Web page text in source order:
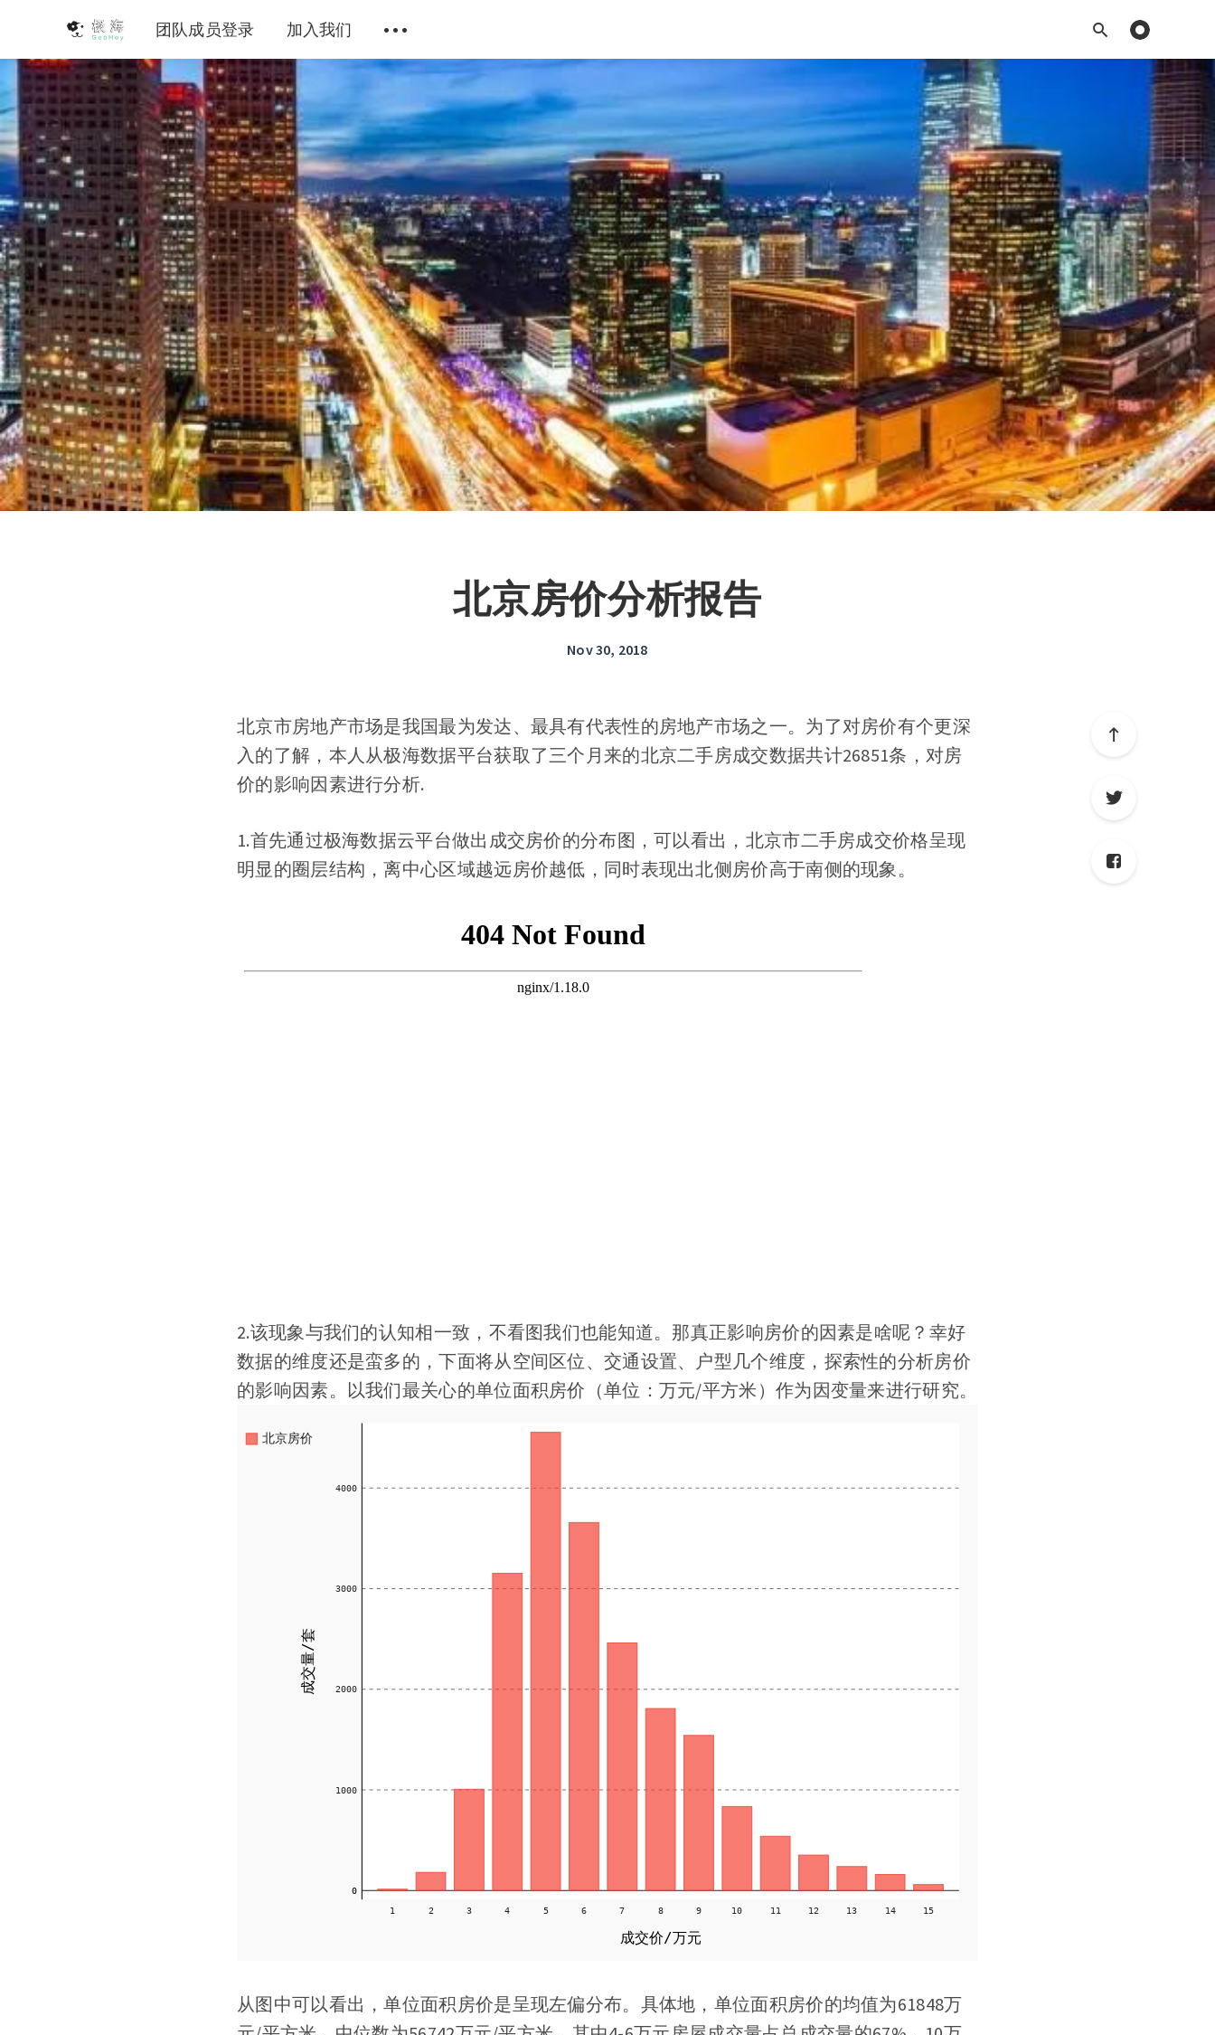
团队成员登录 加入我们
北京房价分析报告
Nov 30, 2018
北京市房地产市场是我国最为发达、最具有代表性的房地产市场之一。为了对房价有个更深
入的了解，本人从极海数据平台获取了三个月来的北京二手房成交数据共计26851条，对房
价的影响因素进行分析.
1.首先通过极海数据云平台做出成交房价的分布图，可以看出，北京市二手房成交价格呈现
明显的圈层结构，离中心区域越远房价越低，同时表现出北侧房价高于南侧的现象。
2.该现象与我们的认知相一致，不看图我们也能知道。那真正影响房价的因素是啥呢？幸好
数据的维度还是蛮多的，下面将从空间区位、交通设置、户型几个维度，探索性的分析房价
的影响因素。以我们最关心的单位面积房价（单位：万元/平方米）作为因变量来进行研究。
从图中可以看出，单位面积房价是呈现左偏分布。具体地，单位面积房价的均值为61848万